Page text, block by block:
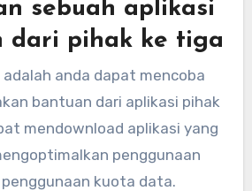
sebuah aplikasi
dari pihak ke tiga
anda dapat mencoba
bantuan dari aplikasi pihak
mendownload aplikasi yang
penggunaan
kuota data.